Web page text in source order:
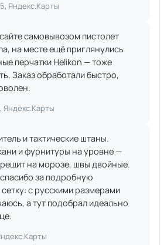
Яндекс.Карты
самовывозом пистолет
на месте ещё приглянулись
перчатки Helikon — тоже
Заказ обработали быстро,
Яндекс.Карты
и тактические штаны.
и фурнитуры на уровне —
на морозе, швы двойные.
за подробную
с русскими размерами
а тут подобрал идеально